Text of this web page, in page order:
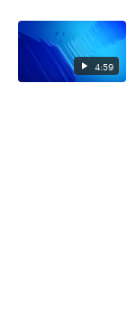
4:59